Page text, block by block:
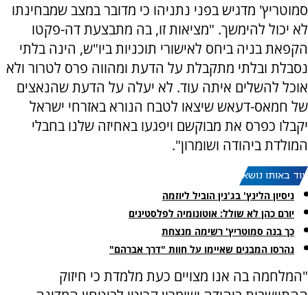
סמוטריץ' מדגיש בפני נתניהו כי מדובר במצב שמבחינתו
לא יכול להימשך. "מציאות זו, בה מתבצעת דה-פקטו
הקפאת בניה ביחס לאישורי תוכניות ביו"ש, הינה בלתי
נסבלת ובלתי מתקבלת על הדעת ומהווה פרס לטרור ולא
אוכל להשלים איתה עוד. לא יעלה על הדעת שהנאצים
של חמאס-דעאש שיצאו לטבח הנורא באזרחי ישראל
יקבלו כפרס את מבוקשם ויפגעו באחיזה שלנו בחבלי
המולדת ביהודה ושומרון".
עוד באותו נושא:
ניסיון הלינץ' בג'נין הוביל ליוזמה
יורם כהן לא שולל: אוטונומיה לפלסטינים
כך בנה סמוטריץ' רשימה מנצחת
נהרסו המבנים שאיימו על חוות "דרך אברהם"
"המלחמה בה אנו מצויים כעת מלמדת כי חיזוק